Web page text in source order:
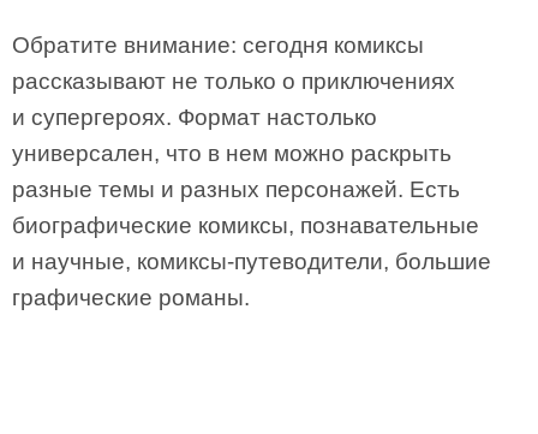
Обратите внимание: сегодня комиксы
рассказывают не только о приключениях
и супергероях. Формат настолько
универсален, что в нем можно раскрыть
разные темы и разных персонажей. Есть
биографические комиксы, познавательные
и научные, комиксы-путеводители, большие
графические романы.